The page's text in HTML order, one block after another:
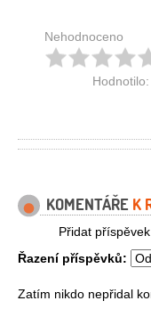
Nehodnoceno
Hodnotilo:
KOMENTÁŘE K
Přidat příspěvek
Řazení příspěvků:
Zatím nikdo nepřidal